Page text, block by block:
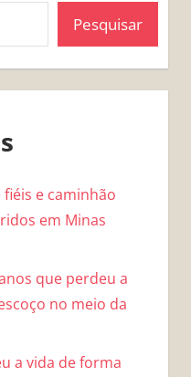
Pesquisar
e caminhão
em Minas
que perdeu a
no meio da
a vida de forma